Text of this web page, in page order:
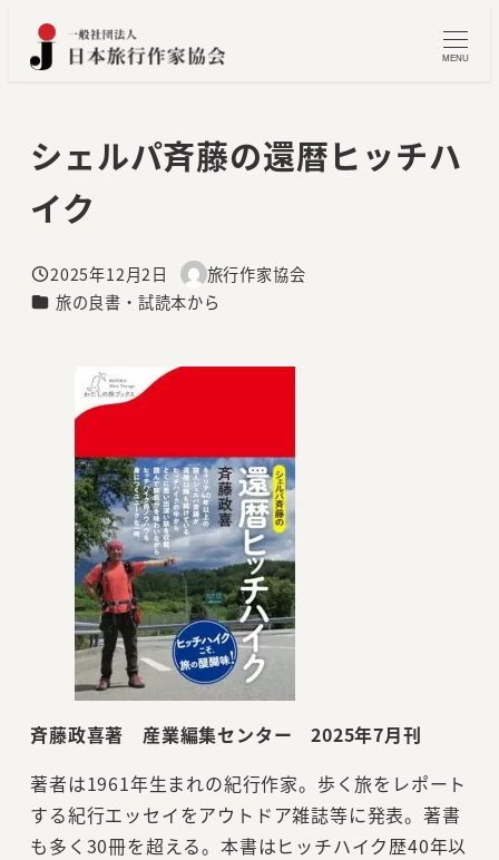
MENU
シェルパ斉藤の還暦ヒッチハ
イク
投稿日
2025年12月2日
著
者
旅行作家協会
カテゴリー
旅の良書・試読本から
斉藤政喜著 産業編集センター 2025年7月刊
著者は1961年生まれの紀行作家。歩く旅をレポート
する紀行エッセイをアウトドア雑誌等に発表。著書
も多く30冊を超える。本書はヒッチハイク歴40年以